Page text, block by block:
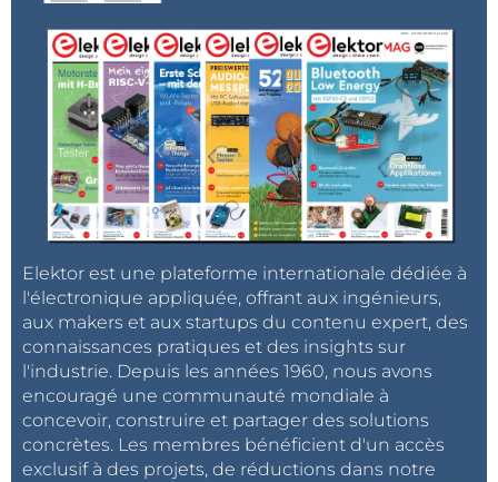
Elektor est une plateforme internationale dédiée à
l'électronique appliquée, offrant aux ingénieurs,
aux makers et aux startups du contenu expert, des
connaissances pratiques et des insights sur
l'industrie. Depuis les années 1960, nous avons
encouragé une communauté mondiale à
concevoir, construire et partager des solutions
concrètes. Les membres bénéficient d'un accès
exclusif à des projets, de réductions dans notre